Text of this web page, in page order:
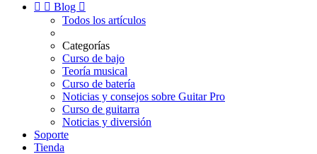
  Blog 
Todos los artículos
Categorías
Curso de bajo
Teoría musical
Curso de batería
Noticias y consejos sobre Guitar Pro
Curso de guitarra
Noticias y diversión
Soporte
Tienda